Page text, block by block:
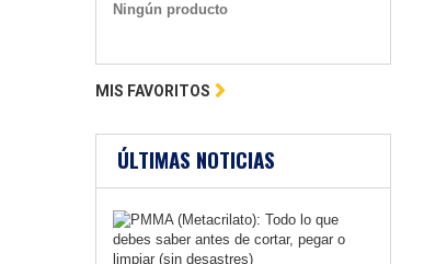
Ningún producto
MIS FAVORITOS
ÚLTIMAS NOTICIAS